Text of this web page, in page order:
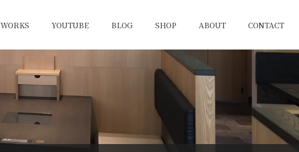
WORKS YOUTUBE BLOG SHOP ABOUT CONTACT